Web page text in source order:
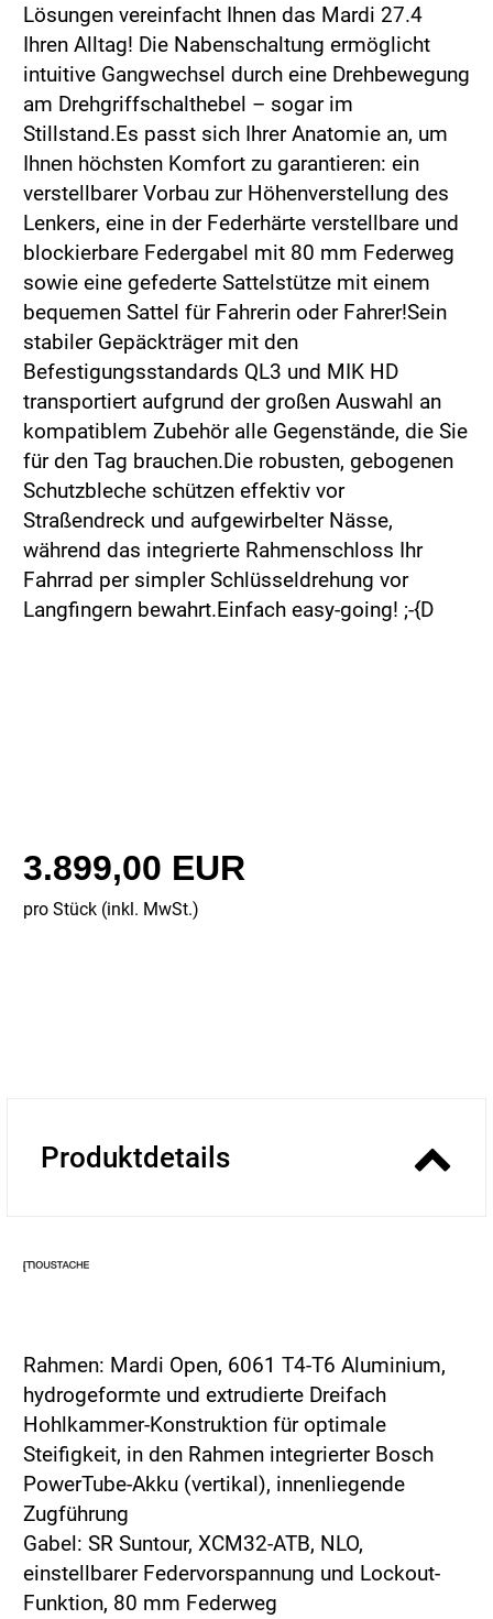
Lösungen vereinfacht Ihnen das Mardi 27.4
Ihren Alltag! Die Nabenschaltung ermöglicht
intuitive Gangwechsel durch eine Drehbewegung
am Drehgriffschalthebel – sogar im
Stillstand.Es passt sich Ihrer Anatomie an, um
Ihnen höchsten Komfort zu garantieren: ein
verstellbarer Vorbau zur Höhenverstellung des
Lenkers, eine in der Federhärte verstellbare und
blockierbare Federgabel mit 80 mm Federweg
sowie eine gefederte Sattelstütze mit einem
bequemen Sattel für Fahrerin oder Fahrer!Sein
stabiler Gepäckträger mit den
Befestigungsstandards QL3 und MIK HD
transportiert aufgrund der großen Auswahl an
kompatiblem Zubehör alle Gegenstände, die Sie
für den Tag brauchen.Die robusten, gebogenen
Schutzbleche schützen effektiv vor
Straßendreck und aufgewirbelter Nässe,
während das integrierte Rahmenschloss Ihr
Fahrrad per simpler Schlüsseldrehung vor
Langfingern bewahrt.Einfach easy-going! ;-{D
3.899,00 EUR
pro Stück (inkl. MwSt.)
Produktdetails
Rahmen: Mardi Open, 6061 T4-T6 Aluminium,
hydrogeformte und extrudierte Dreifach
Hohlkammer-Konstruktion für optimale
Steifigkeit, in den Rahmen integrierter Bosch
PowerTube-Akku (vertikal), innenliegende
Zugführung
Gabel: SR Suntour, XCM32-ATB, NLO,
einstellbarer Federvorspannung und Lockout-
Funktion, 80 mm Federweg